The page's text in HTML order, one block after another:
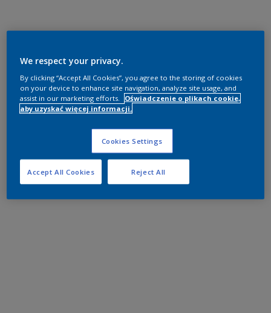
We respect your privacy.
By clicking “Accept All Cookies”, you agree to the storing of cookies
on your device to enhance site navigation, analyze site usage, and
assist in our marketing efforts.
Oświadczenie o plikach cookie,
aby uzyskać więcej informacji.
Cookies Settings
Reject All
Accept All Cookies